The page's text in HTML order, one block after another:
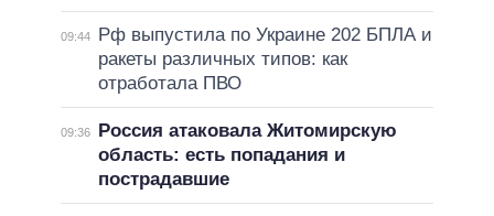
09:44
Рф выпустила по Украине 202 БПЛА и
ракеты различных типов: как
отработала ПВО
09:36
Россия атаковала Житомирскую
область: есть попадания и
пострадавшие